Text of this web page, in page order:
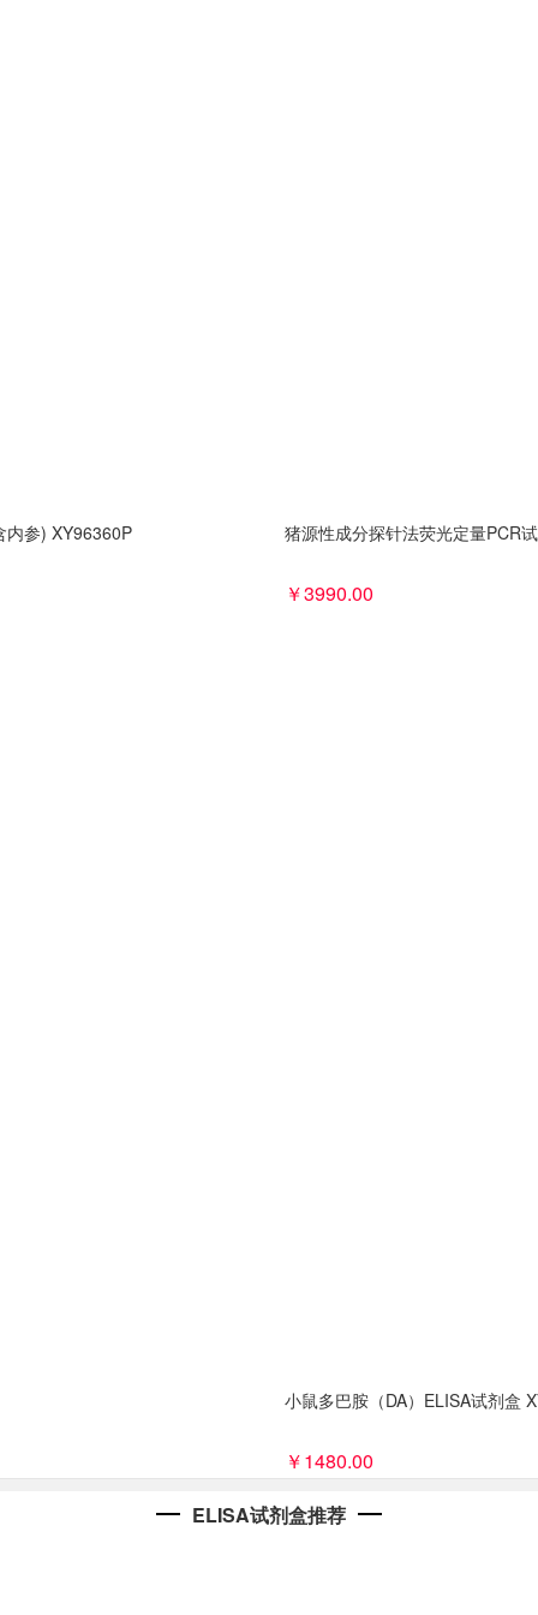
内参) XY96360P 猪源性成分探针法荧光定量PCR
￥3990.00
小鼠多巴胺（DA）ELISA试剂盒
￥1480.00
ELISA试剂盒推荐